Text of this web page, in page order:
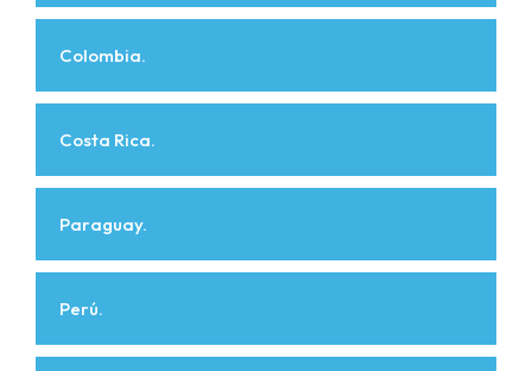
Colombia.
Costa Rica.
Paraguay.
Perú.